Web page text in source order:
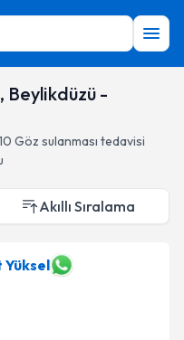
Beylikdüzü -
Göz sulanması tedavisi
Akıllı Sıralama
Yüksel